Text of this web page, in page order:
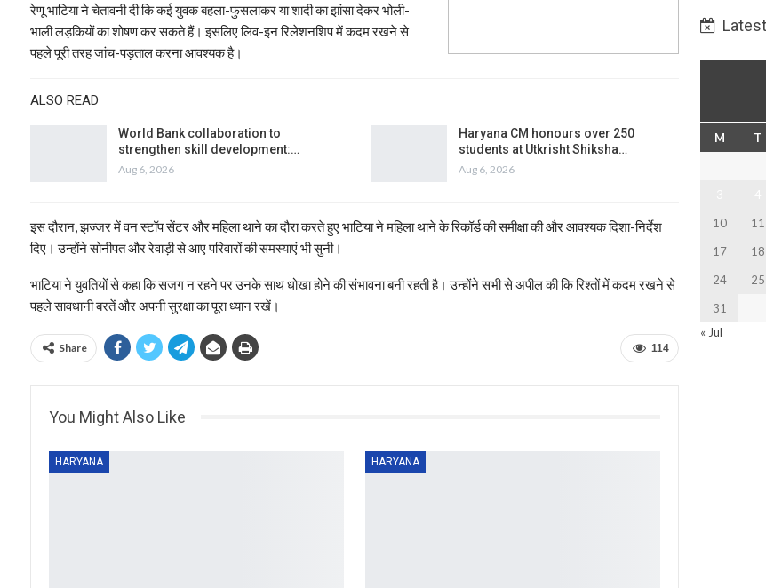
रेणू भाटिया ने चेतावनी दी कि कई युवक बहला-फुसलाकर या शादी का झांसा देकर भोली-
भाली लड़कियों का शोषण कर सकते हैं। इसलिए लिव-इन रिलेशनशिप में कदम रखने से
पहले पूरी तरह जांच-पड़ताल करना आवश्यक है।
ALSO READ
World Bank collaboration to
strengthen skill development:…
Aug 6, 2026
Haryana CM honours over 250
students at Utkrisht Shiksha…
Aug 6, 2026
इस दौरान, झज्जर में वन स्टॉप सेंटर और महिला थाने का दौरा करते हुए भाटिया ने महिला थाने के रिकॉर्ड की समीक्षा की और आवश्यक दिशा-निर्देश
दिए। उन्होंने सोनीपत और रेवाड़ी से आए परिवारों की समस्याएं भी सुनी।
भाटिया ने युवतियों से कहा कि सजग न रहने पर उनके साथ धोखा होने की संभावना बनी रहती है। उन्होंने सभी से अपील की कि रिश्तों में कदम रखने से
पहले सावधानी बरतें और अपनी सुरक्षा का पूरा ध्यान रखें।
114
Share
You Might Also Like
HARYANA HARYANA
Latest
M T
10
11
17
18
24
25
31
« Jul